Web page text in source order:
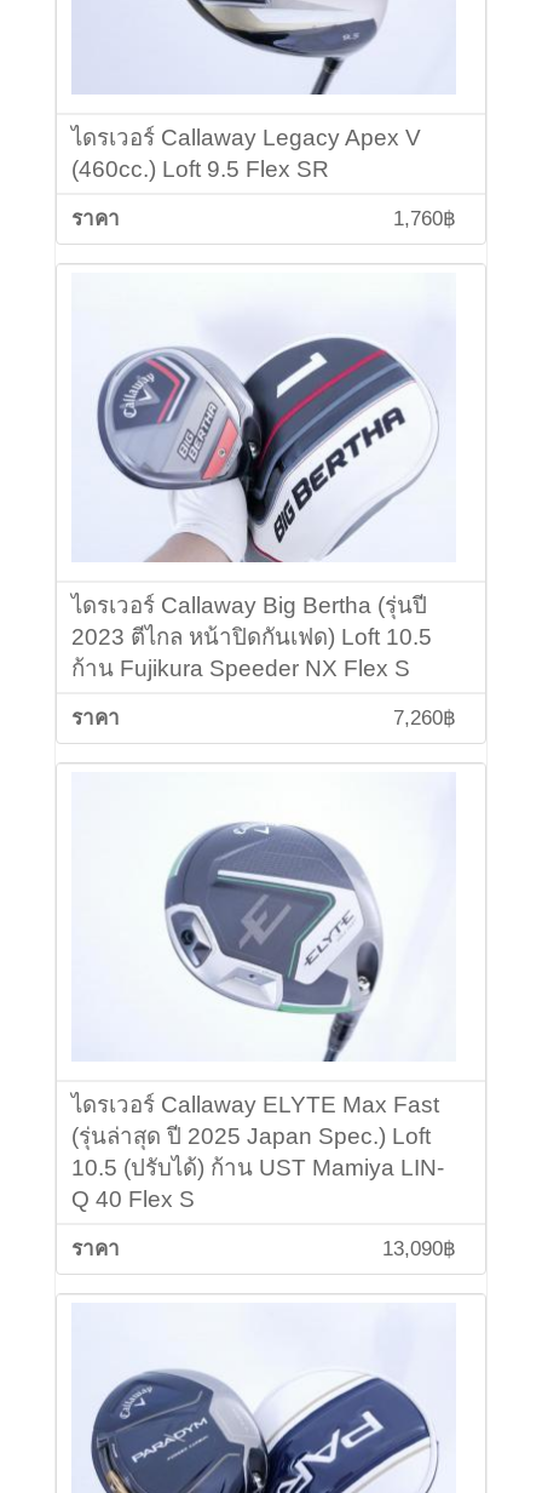
ไดรเวอร์ Callaway Legacy Apex V
(460cc.) Loft 9.5 Flex SR
1,760฿
ไดรเวอร์ Callaway Big Bertha (รุ่นปี
2023 ตีไกล หน้าปิดกันเฟด) Loft 10.5
ก้าน Fujikura Speeder NX Flex S
7,260฿
ไดรเวอร์ Callaway ELYTE Max Fast
(รุ่นล่าสุด ปี 2025 Japan Spec.) Loft
10.5 (ปรับได้) ก้าน UST Mamiya LIN-
Q 40 Flex S
13,090฿